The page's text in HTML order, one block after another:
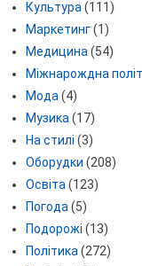
Культура (111)
Маркетинг(1)
Медицина (54)
Міжнарождна
Мода (4)
Музика (17)
На стилі (3)
Оборудки (208)
Освіта (123)
Погода (5)
Подорожі (13)
Політика (272)